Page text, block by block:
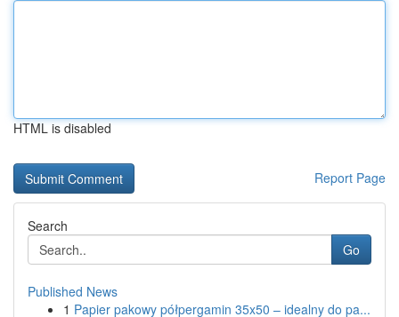
HTML is disabled
Report Page
Search
Go
Published News
1 Papier pakowy półpergamin 35x50 – idealny do pa...